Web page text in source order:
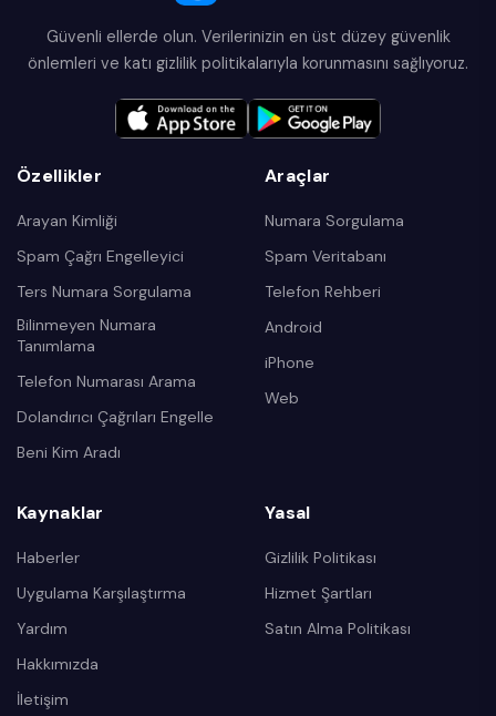
Güvenli ellerde olun. Verilerinizin en üst düzey güvenlik
önlemleri ve katı gizlilik politikalarıyla korunmasını sağlıyoruz.
Özellikler
Arayan Kimliği
Spam Çağrı Engelleyici
Ters Numara Sorgulama
Bilinmeyen Numara
Tanımlama
Telefon Numarası Arama
Dolandırıcı Çağrıları Engelle
Beni Kim Aradı
Araçlar
Numara Sorgulama
Spam Veritabanı
Telefon Rehberi
Android
iPhone
Web
Kaynaklar
Haberler
Uygulama Karşılaştırma
Yardım
Hakkımızda
İletişim
Yasal
Gizlilik Politikası
Hizmet Şartları
Satın Alma Politikası